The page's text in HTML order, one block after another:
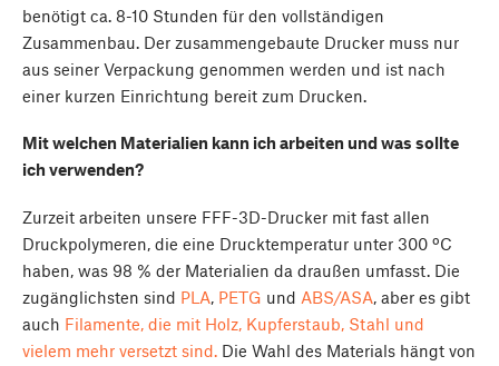
benötigt ca. 8-10 Stunden für den vollständigen
Zusammenbau. Der zusammengebaute Drucker muss nur
aus seiner Verpackung genommen werden und ist nach
einer kurzen Einrichtung bereit zum Drucken.
Mit welchen Materialien kann ich arbeiten und was sollte
ich verwenden?
Zurzeit arbeiten unsere FFF-3D-Drucker mit fast allen
Druckpolymeren, die eine Drucktemperatur unter 300 ºC
haben, was 98 % der Materialien da draußen umfasst. Die
zugänglichsten sind PLA, PETG und ABS/ASA, aber es gibt
auch Filamente, die mit Holz, Kupferstaub, Stahl und
vielem mehr versetzt sind. Die Wahl des Materials hängt von